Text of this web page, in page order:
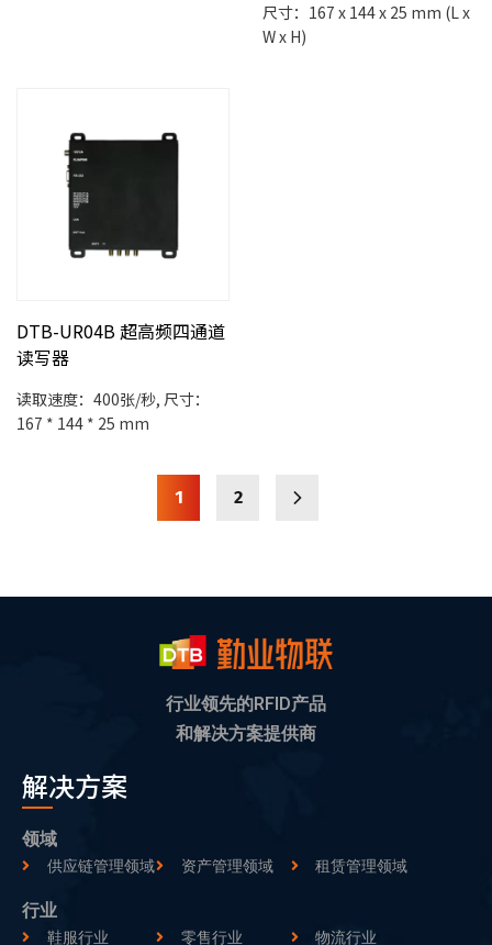
尺寸：167 x 144 x 25 mm (L x
W x H)
DTB-UR04B 超高频四通道
读写器
读取速度：400张/秒, 尺寸：
167 * 144 * 25 mm
1 2
行业领先的RFID产品
和解决方案提供商
解决方案
领域
供应链管理领域 资产管理领域 租赁管理领域
行业
鞋服行业 零售行业
物流行业